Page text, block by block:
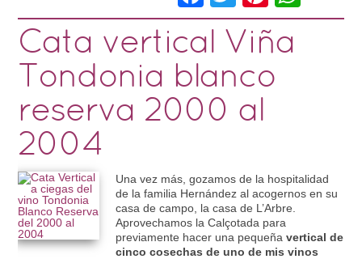
Cata vertical Viña
Tondonia blanco
reserva 2000 al
2004
Una vez más, gozamos de la hospitalidad
de la familia Hernández al acogernos en su
casa de campo, la casa de L’Arbre.
Aprovechamos la Calçotada para
previamente hacer una pequeñavertical de
cinco cosechas de uno de mis vinos